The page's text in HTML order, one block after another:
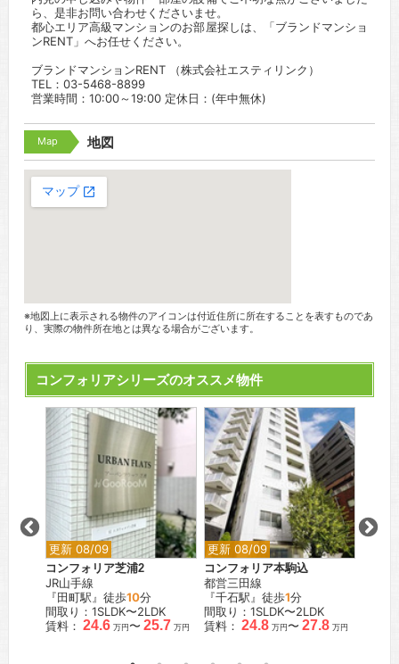
ら、是非お問い合わせくださいませ。
都心エリア高級マンションのお部屋探しは、「ブランドマンショ
ンRENT」へお任せください。
ブランドマンションRENT （株式会社エスティリンク）
TEL：03-5468-8899
営業時間：10:00～19:00 定休日：(年中無休)
Map 地図
※地図上に表示される物件のアイコンは付近住所に所在することを表すものであ
り、実際の物件所在地とは異なる場合がございます。
コンフォリアシリーズのオススメ物件
更新 08/09
コンフォリア芝浦2
JR山手線
『田町駅』徒歩10分
間取り：1SLDK〜2LDK
賃料： 24.6 万円〜 25.7 万円
更新 08/09
コンフォリア本駒込
都営三田線
『千石駅』徒歩1分
間取り：1SLDK〜2LDK
賃料： 24.8 万円〜 27.8 万円